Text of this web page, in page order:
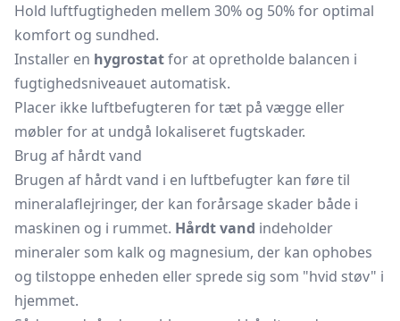
Hold luftfugtigheden mellem 30% og 50% for optimal
komfort og sundhed.
Installer en hygrostatfor at opretholde balancen i
fugtighedsniveauet automatisk.
Placer ikke luftbefugteren for tæt på vægge eller
møbler for at undgå lokaliseret fugtskader.
Brug af hårdt vand
Brugen af hårdt vand i en luftbefugter kan føre til
mineralaflejringer, der kan forårsage skader både i
maskinen og i rummet. Hårdt vand indeholder
mineraler som kalk og magnesium, der kan ophobes
og tilstoppe enheden eller sprede sig som "hvid støv" i
hjemmet.